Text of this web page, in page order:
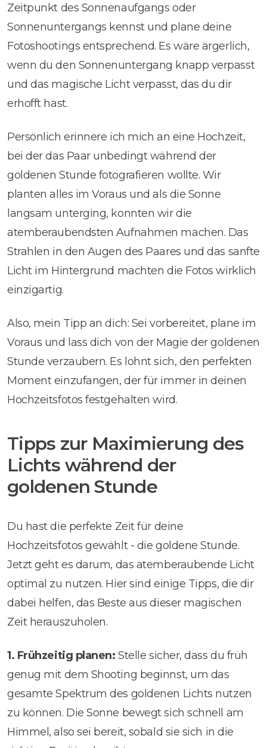
Zeitpunkt des Sonnenaufgangs oder
Sonnenuntergangs kennst und plane deine
Fotoshootings entsprechend. Es wäre ärgerlich,
wenn du den Sonnenuntergang knapp verpasst
und das magische Licht verpasst, das du dir
erhofft hast.
Persönlich erinnere ich mich an eine Hochzeit,
bei der das Paar unbedingt während der
goldenen Stunde fotografieren wollte. Wir
planten alles im Voraus und als die Sonne
langsam unterging, konnten wir die
atemberaubendsten Aufnahmen machen. Das
Strahlen in den Augen des Paares und das sanfte
Licht im Hintergrund machten die Fotos wirklich
einzigartig.
Also, mein Tipp an dich: Sei vorbereitet, plane im
Voraus und lass dich von der Magie der goldenen
Stunde verzaubern. Es lohnt sich, den perfekten
Moment einzufangen, der für immer in deinen
Hochzeitsfotos festgehalten wird.
Tipps zur Maximierung des
Lichts während der
goldenen Stunde
Du hast die perfekte Zeit für deine
Hochzeitsfotos gewählt - die goldene Stunde.
Jetzt geht es darum, das atemberaubende Licht
optimal zu nutzen. Hier sind einige Tipps, die dir
dabei helfen, das Beste aus dieser magischen
Zeit herauszuholen.
1. Frühzeitig planen: Stelle sicher, dass du früh
genug mit dem Shooting beginnst, um das
gesamte Spektrum des goldenen Lichts nutzen
zu können. Die Sonne bewegt sich schnell am
Himmel, also sei bereit, sobald sie sich in die